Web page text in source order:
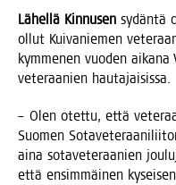
Lähel­lä Kin­nusen sydän­tä
ollut Kui­va­nie­men
kym­me­nen vuo­den
vete­raa­nien hautajaisissa.
– Olen otet­tu, että
Suo­men
aina sota­ve­te­raa­nien
että ensim­mäi­nen